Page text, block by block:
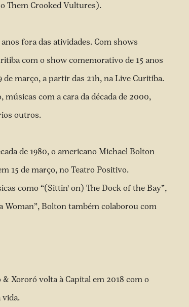
Them Crooked Vultures).
fora das atividades. Com shows
com o show comemorativo de 15 anos
março, a partir das 21h, na Live Curitiba.
com a cara da década de 2000,
outros.
de 1980, o americano Michael Bolton
15 de março, no Teatro Positivo.
como “(Sittin' on) The Dock of the Bay”,
Woman”, Bolton também colaborou com
Xororó volta à Capital em 2018 com o
vida.